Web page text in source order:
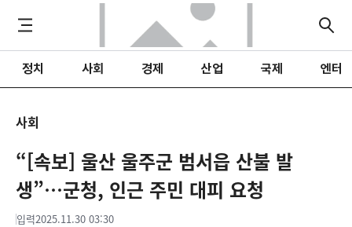
정치 사회 경제 산업 국제 엔터
사회
“[속보] 울산 울주군 범서읍 산불 발
생”…군청, 인근 주민 대피 요청
입력2025.11.30 03:30